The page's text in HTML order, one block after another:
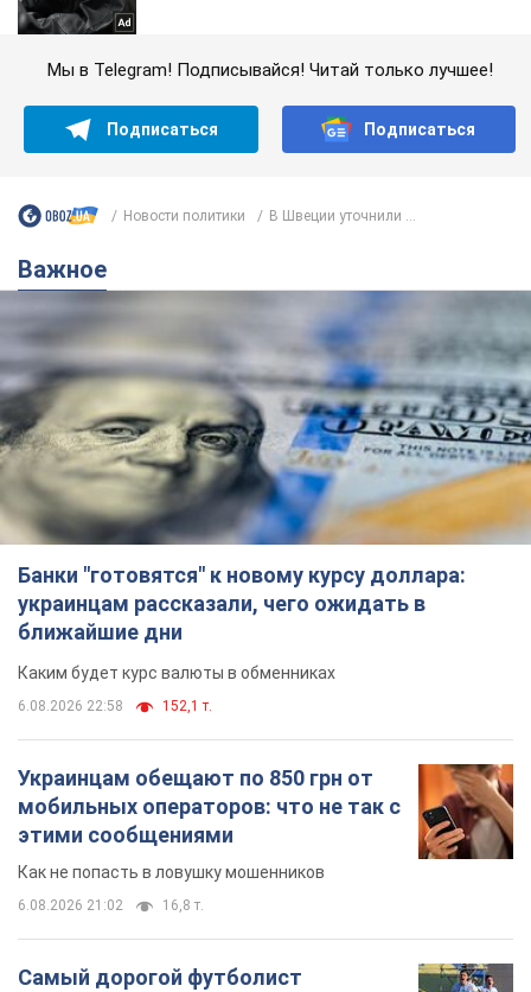
Мы в Telegram! Подписывайся! Читай только лучшее!
Подписаться Подписаться
Новости политики В Швеции уточнили ...
Важное
Банки "готовятся" к новому курсу доллара:
украинцам рассказали, чего ожидать в
ближайшие дни
Каким будет курс валюты в обменниках
6.08.2026 22:58 152,1 т.
Украинцам обещают по 850 грн от
мобильных операторов: что не так с
этими сообщениями
Как не попасть в ловушку мошенников
6.08.2026 21:02 16,8 т.
Самый дорогой футболист